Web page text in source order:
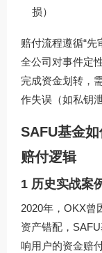
损）
赔付流程遵循“先
全公司对事件定
完成资金划转，
作失误（如私钥
SAFU基金
赔付逻辑
1 历史实战案
2020年，OKX曾
资产错配，
响用户的资金赔